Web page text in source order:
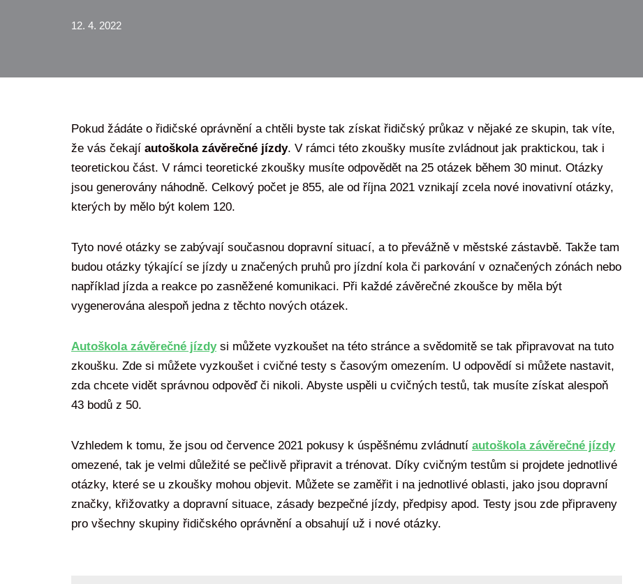
12. 4. 2022
Pokud žádáte o řidičské oprávnění a chtěli byste tak získat řidičský průkaz v nějaké ze skupin, tak víte,
že vás čekají autoškola závěrečné jízdy. V rámci této zkoušky musíte zvládnout jak praktickou, tak i
teoretickou část. V rámci teoretické zkoušky musíte odpovědět na 25 otázek během 30 minut. Otázky
jsou generovány náhodně. Celkový počet je 855, ale od října 2021 vznikají zcela nové inovativní otázky,
kterých by mělo být kolem 120.
Tyto nové otázky se zabývají současnou dopravní situací, a to převážně v městské zástavbě. Takže tam
budou otázky týkající se jízdy u značených pruhů pro jízdní kola či parkování v označených zónách nebo
například jízda a reakce po zasněžené komunikaci. Při každé závěrečné zkoušce by měla být
vygenerována alespoň jedna z těchto nových otázek.
Autoškola závěrečné jízdysi můžete vyzkoušet na této stránce a svědomitě se tak připravovat na tuto
zkoušku. Zde si můžete vyzkoušet i cvičné testy s časovým omezením. U odpovědí si můžete nastavit,
zda chcete vidět správnou odpověď či nikoli. Abyste uspěli u cvičných testů, tak musíte získat alespoň
43 bodů z 50.
Vzhledem k tomu, že jsou od července 2021 pokusy k úspěšnému zvládnutí autoškola závěrečné jízdy
omezené, tak je velmi důležité se pečlivě připravit a trénovat. Díky cvičným testům si projdete jednotlivé
otázky, které se u zkoušky mohou objevit. Můžete se zaměřit i na jednotlivé oblasti, jako jsou dopravní
značky, křižovatky a dopravní situace, zásady bezpečné jízdy, předpisy apod. Testy jsou zde připraveny
pro všechny skupiny řidičského oprávnění a obsahují už i nové otázky.